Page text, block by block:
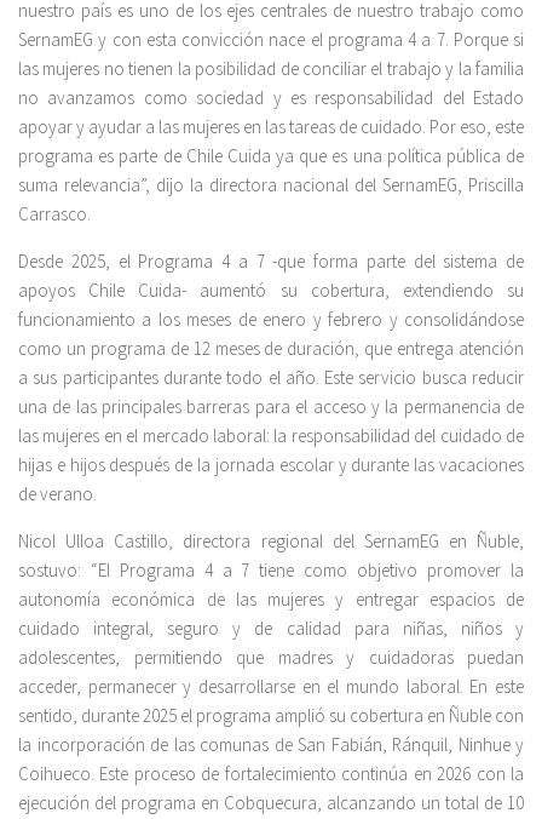
nuestro país es uno de los ejes centrales de nuestro trabajo como
SernamEG y con esta convicción nace el programa 4 a 7. Porque si
las mujeres no tienen la posibilidad de conciliar el trabajo y la familia
no avanzamos como sociedad y es responsabilidad del Estado
apoyar y ayudar a las mujeres en las tareas de cuidado. Por eso, este
programa es parte de Chile Cuida ya que es una política pública de
suma relevancia”, dijo la directora nacional del SernamEG, Priscilla
Carrasco.
Desde 2025, el Programa 4 a 7 -que forma parte del sistema de
apoyos Chile Cuida- aumentó su cobertura, extendiendo su
funcionamiento a los meses de enero y febrero y consolidándose
como un programa de 12 meses de duración, que entrega atención
a sus participantes durante todo el año. Este servicio busca reducir
una de las principales barreras para el acceso y la permanencia de
las mujeres en el mercado laboral: la responsabilidad del cuidado de
hijas e hijos después de la jornada escolar y durante las vacaciones
de verano.
Nicol Ulloa Castillo, directora regional del SernamEG en Ñuble,
sostuvo: “El Programa 4 a 7 tiene como objetivo promover la
autonomía económica de las mujeres y entregar espacios de
cuidado integral, seguro y de calidad para niñas, niños y
adolescentes, permitiendo que madres y cuidadoras puedan
acceder, permanecer y desarrollarse en el mundo laboral. En este
sentido, durante 2025 el programa amplió su cobertura en Ñuble con
la incorporación de las comunas de San Fabián, Ránquil, Ninhue y
Coihueco. Este proceso de fortalecimiento continúa en 2026 con la
ejecución del programa en Cobquecura, alcanzando un total de 10